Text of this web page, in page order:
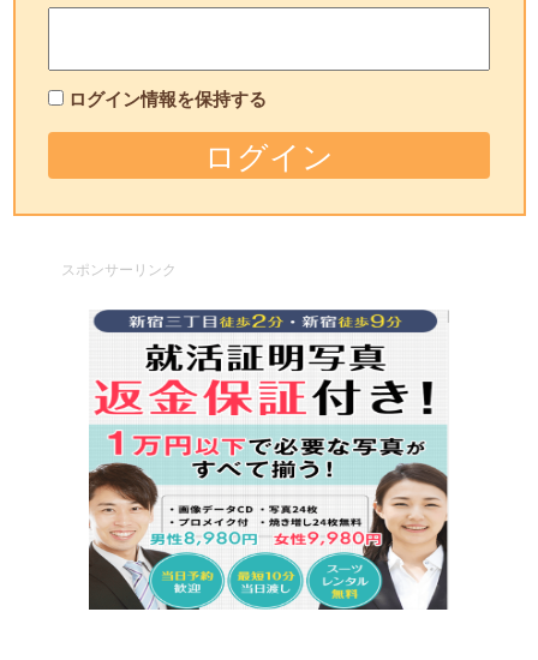
ログイン情報を保持する
スポンサーリンク